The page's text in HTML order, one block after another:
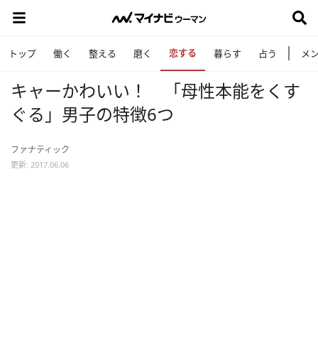
トップ 働く 整える 磨く 恋する 暮らす 占う メ
キャーかわいい！ 「母性本能をくす
ぐる」男子の特徴6つ
ファナティック
更新: 2017.06.06